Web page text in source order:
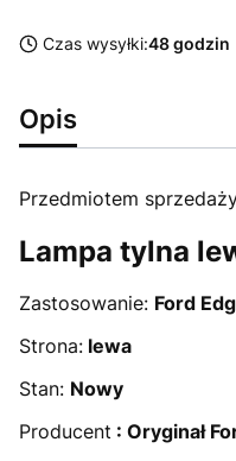
Czas wysyłki:48 godzin
Opis
Przedmiotem
Lampa tylna
Zastosowanie: Ford
Strona: lewa
Stan: Nowy
Producent : Oryginał